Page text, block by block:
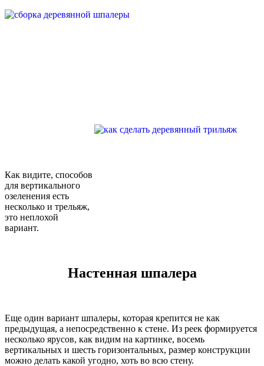
Как видите, способов
для вертикального
озеленения есть
несколько и трельяж,
это неплохой
вариант.
Настенная шпалера
Еще один вариант шпалеры, которая крепится не как
предыдущая, а непосредственно к стене. Из реек формируется
несколько ярусов, как видим на картинке, восемь
вертикальных и шесть горизонтальных, размер конструкции
можно делать какой угодно, хоть во всю стену.